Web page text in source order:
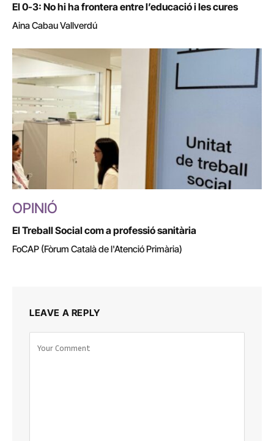
El 0-3: No hi ha frontera entre l’educació i les cures
Aina Cabau Vallverdú
OPINIÓ
El Treball Social com a professió sanitària
FoCAP (Fòrum Català de l'Atenció Primària)
LEAVE A REPLY